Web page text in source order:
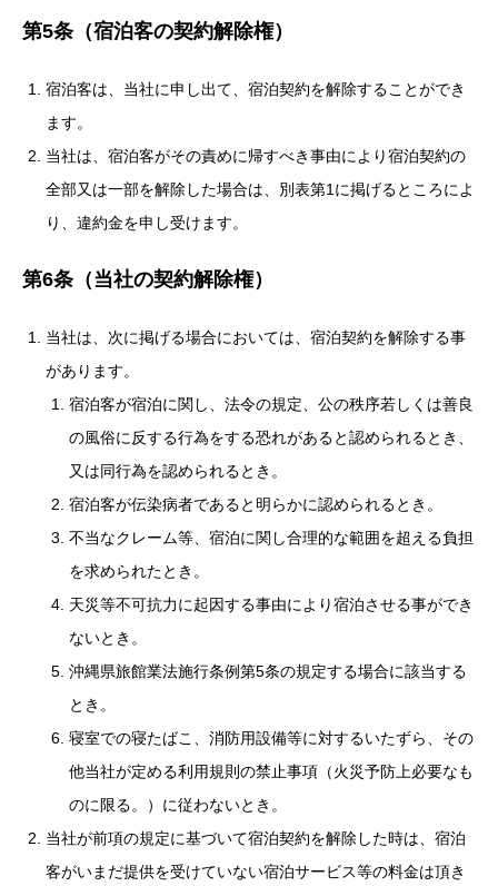
第5条（宿泊客の契約解除権）
宿泊客は、当社に申し出て、宿泊契約を解除することができ
ます。
当社は、宿泊客がその責めに帰すべき事由により宿泊契約の
全部又は一部を解除した場合は、別表第1に掲げるところによ
り、違約金を申し受けます。
第6条（当社の契約解除権）
当社は、次に掲げる場合においては、宿泊契約を解除する事
があります。
宿泊客が宿泊に関し、法令の規定、公の秩序若しくは善良
の風俗に反する行為をする恐れがあると認められるとき、
又は同行為を認められるとき。
宿泊客が伝染病者であると明らかに認められるとき。
不当なクレーム等、宿泊に関し合理的な範囲を超える負担
を求められたとき。
天災等不可抗力に起因する事由により宿泊させる事ができ
ないとき。
沖縄県旅館業法施行条例第5条の規定する場合に該当する
とき。
寝室での寝たばこ、消防用設備等に対するいたずら、その
他当社が定める利用規則の禁止事項（火災予防上必要なも
のに限る。）に従わないとき。
当社が前項の規定に基づいて宿泊契約を解除した時は、宿泊
客がいまだ提供を受けていない宿泊サービス等の料金は頂き